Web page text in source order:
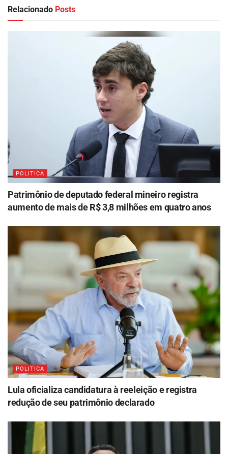
Relacionado Posts
POLITICA
Patrimônio de deputado federal mineiro registra
aumento de mais de R$ 3,8 milhões em quatro anos
POLITICA
Lula oficializa candidatura à reeleição e registra
redução de seu patrimônio declarado